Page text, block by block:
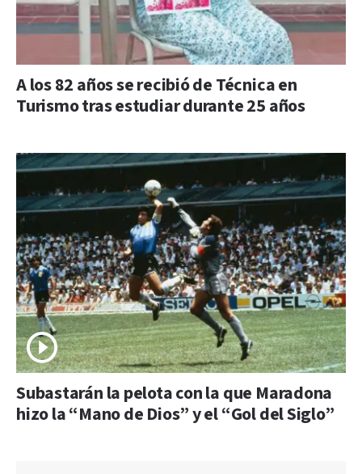
A los 82 años se recibió de Técnica en
Turismo tras estudiar durante 25 años
Subastarán la pelota con la que Maradona
hizo la “Mano de Dios” y el “Gol del Siglo”